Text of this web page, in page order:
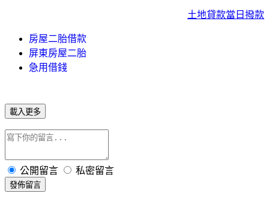
土地貸款當日撥款
房屋二胎借款
屏東房屋二胎
急用借錢
載入更多
公開留言 私密留言
發佈留言